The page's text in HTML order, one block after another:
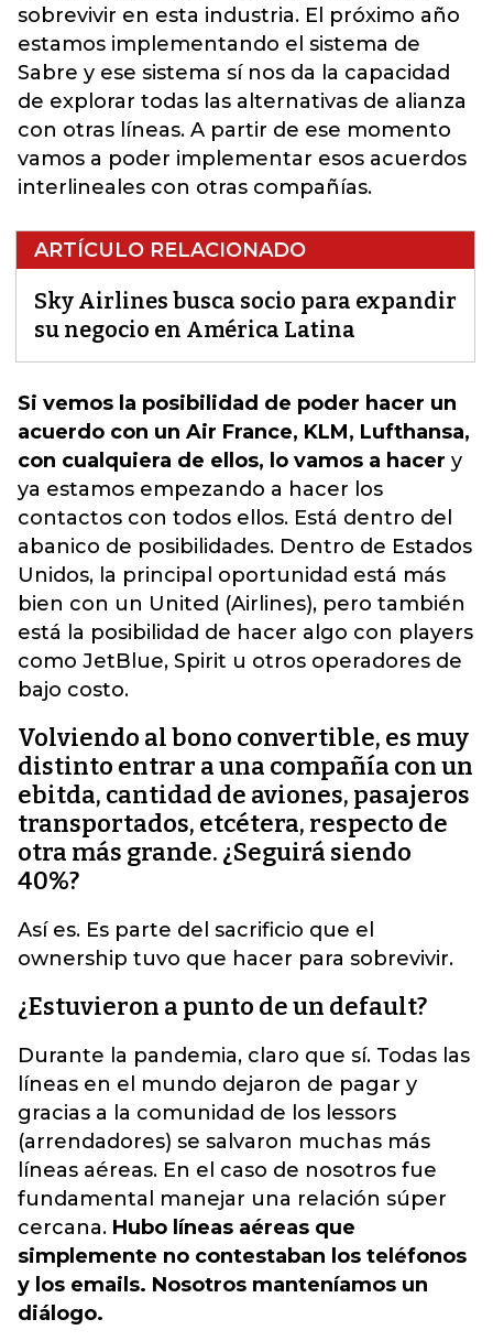
sobrevivir en esta industria. El próximo año
estamos implementando el sistema de
Sabre y ese sistema sí nos da la capacidad
de explorar todas las alternativas de alianza
con otras líneas. A partir de ese momento
vamos a poder implementar esos acuerdos
interlineales con otras compañías.
ARTÍCULO RELACIONADO
Sky Airlines busca socio para expandir
su negocio en América Latina
Si vemos la posibilidad de poder hacer un
acuerdo con un Air France, KLM, Lufthansa,
con cualquiera de ellos, lo vamos a hacer y
ya estamos empezando a hacer los
contactos con todos ellos. Está dentro del
abanico de posibilidades. Dentro de Estados
Unidos, la principal oportunidad está más
bien con un United (Airlines), pero también
está la posibilidad de hacer algo con players
como JetBlue, Spirit u otros operadores de
bajo costo.
Volviendo al bono convertible, es muy
distinto entrar a una compañía con un
ebitda, cantidad de aviones, pasajeros
transportados, etcétera, respecto de
otra más grande. ¿Seguirá siendo
40%?
Así es. Es parte del sacrificio que el
ownership tuvo que hacer para sobrevivir.
¿Estuvieron a punto de un default?
Durante la pandemia, claro que sí. Todas las
líneas en el mundo dejaron de pagar y
gracias a la comunidad de los lessors
(arrendadores) se salvaron muchas más
líneas aéreas. En el caso de nosotros fue
fundamental manejar una relación súper
cercana. Hubo líneas aéreas que
simplemente no contestaban los teléfonos
y los emails. Nosotros manteníamos un
diálogo.